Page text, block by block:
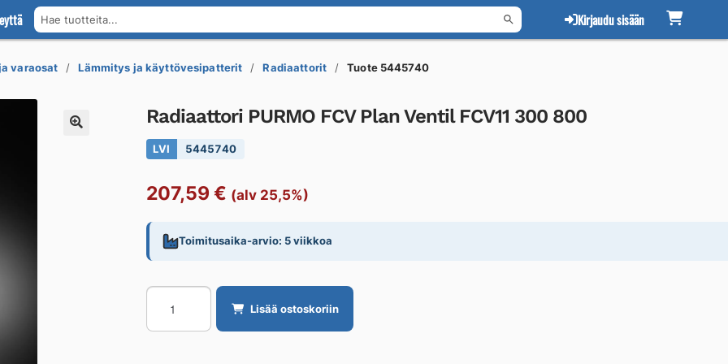
Hae tuotteita... Kirjaudu sisään
varaosat Lämmitys ja käyttövesipatterit Radiaattorit Tuote 5445740
Radiaattori PURMO FCV Plan Ventil FCV11 300 800
LVI 5445740
207,59 € (alv 25,5%)
Toimitusaika-arvio: 5 viikkoa
Radiaattori
PURMO
FCV
Lisää ostoskoriin